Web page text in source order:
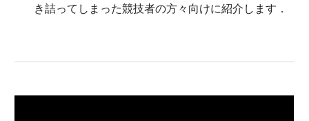
き詰ってしまった競技者の方々向けに紹介します．